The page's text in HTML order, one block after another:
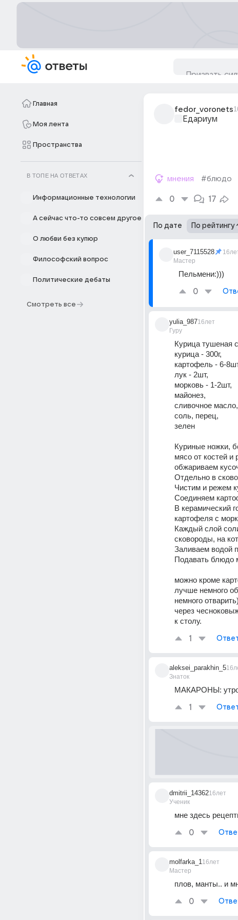
Главная
Моя лента
Пространства
В ТОПЕ НА ОТВЕТАХ
Информационные технологии
А сейчас что-то совсем другое
О любви без купюр
Философский вопрос
Политические дебаты
Смотреть все
fedor_voronets
Едариум
мнения #блюдо
0 17
По дате По рейтингу
user_7115528
Мастер
Пельмени:)))
0
yulia_987
Гуру
16лет
Курица тушеная
курица - 300г,
картофель - 6-
лук - 2шт,
морковь - 1-2шт,
майонез,
сливочное масло,
соль, перец,
зелен
Куриные ножки,
мясо от костей и
обжариваем
Отдельно в
Чистим и режем
Соединяем
В керамический
картофеля с
Каждый слой
Заливаем водой
Подавать блюдо
можно кроме
лучше немного
немного
через
к столу.
1
aleksei_parakhin_5
Знаток
МАКАРОНЫ:
1
dmitrii_14362
Ученик
16лет
мне здесь
0
molfarka_1
Мастер
16лет
плов, манты.. и
0